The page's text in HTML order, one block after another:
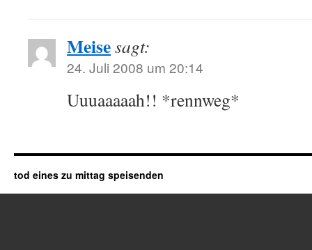
Meisesagt:
24. Juli 2008 um 20:14
Uuuaaaaah!! *rennweg*
tod eines zu mittag speisenden